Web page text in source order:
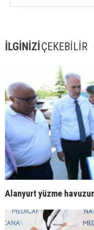
İLGİNİZİÇEKEBİLİR
Alanyurt yüzme